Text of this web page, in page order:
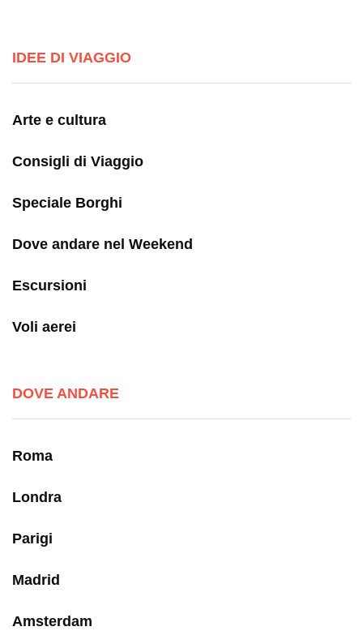
IDEE DI VIAGGIO
Arte e cultura
Consigli di Viaggio
Speciale Borghi
Dove andare nel Weekend
Escursioni
Voli aerei
DOVE ANDARE
Roma
Londra
Parigi
Madrid
Amsterdam